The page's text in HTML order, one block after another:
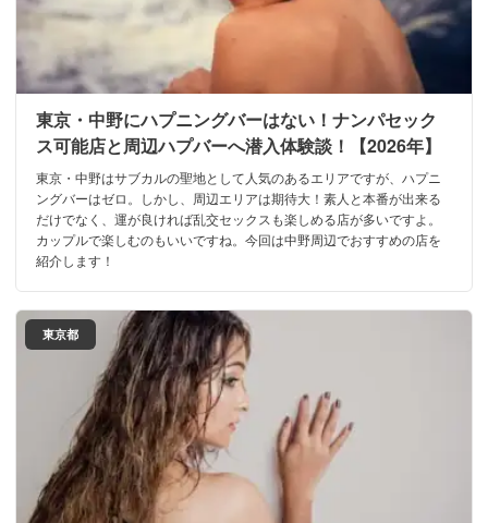
東京・中野にハプニングバーはない！ナンパセック
ス可能店と周辺ハプバーへ潜入体験談！【2026年】
東京・中野はサブカルの聖地として人気のあるエリアですが、ハプニ
ングバーはゼロ。しかし、周辺エリアは期待大！素人と本番が出来る
だけでなく、運が良ければ乱交セックスも楽しめる店が多いですよ。
カップルで楽しむのもいいですね。今回は中野周辺でおすすめの店を
紹介します！
東京都